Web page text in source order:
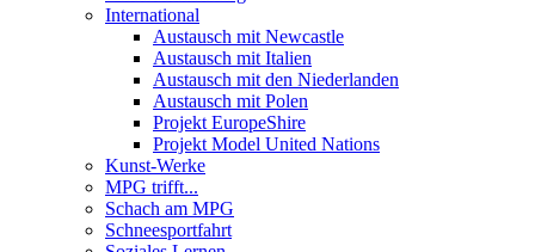
International
Austausch mit Newcastle
Austausch mit Italien
Austausch mit den Niederlanden
Austausch mit Polen
Projekt EuropeShire
Projekt Model United Nations
Kunst-Werke
MPG trifft...
Schach am MPG
Schneesportfahrt